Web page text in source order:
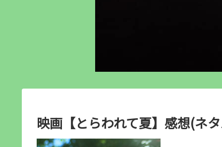
映画【とらわれて夏】感想(ネ